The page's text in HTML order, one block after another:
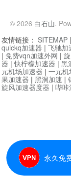
© 2026 白石山.
永久免
友情链接： SITEMAP |
quickq加速器 | 飞驰加
| 免费vqn加速外网 |
器 |快柠檬加速器 | 黑
元机场加速器 | 一元机
果加速器 | 黑洞加速 |
旋风加速器度器 | 哔咔